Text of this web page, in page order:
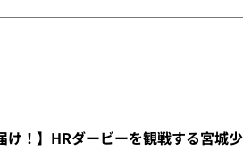
け！】HRダービーを観戦する宮城